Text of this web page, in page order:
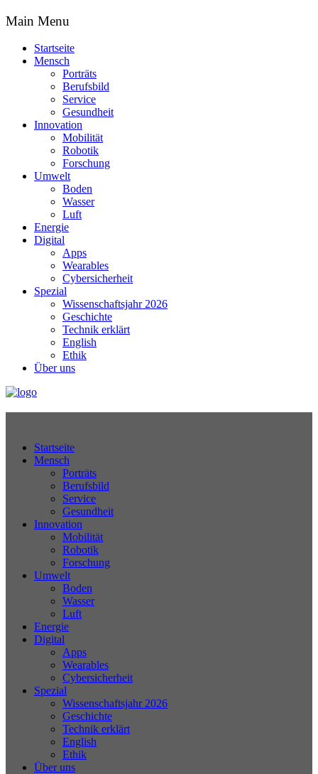
Main Menu
Startseite
Mensch
Porträts
Berufsbild
Service
Gesundheit
Innovation
Mobilität
Robotik
Forschung
Umwelt
Boden
Wasser
Luft
Energie
Digital
Apps
Wearables
Cybersicherheit
Spezial
Wissenschaftsjahr 2026
Geschichte
Technik erklärt
English
Ethik
Über uns
Startseite
Mensch
Porträts
Berufsbild
Service
Gesundheit
Innovation
Mobilität
Robotik
Forschung
Umwelt
Boden
Wasser
Luft
Energie
Digital
Apps
Wearables
Cybersicherheit
Spezial
Wissenschaftsjahr 2026
Geschichte
Technik erklärt
English
Ethik
Über uns